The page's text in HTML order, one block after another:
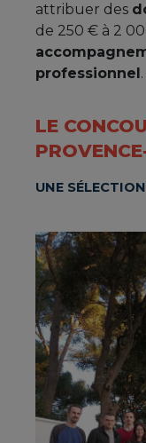
attribuer des
de 250 € à 2
professionnel .
LE
UNE